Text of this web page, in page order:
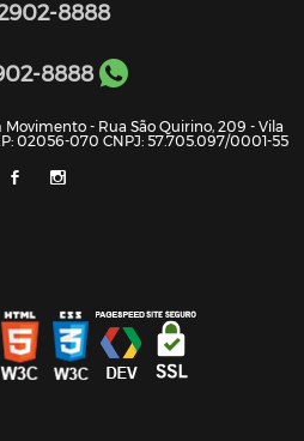
8888
8888
- Rua São Quirino, 209 - Vila
02056-070 CNPJ: 57.705.097/0001-55